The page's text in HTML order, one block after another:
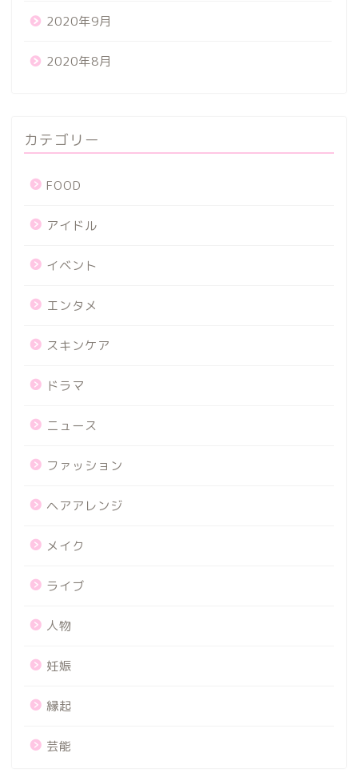
2020年9月
2020年8月
カテゴリー
FOOD
アイドル
イベント
エンタメ
スキンケア
ドラマ
ニュース
ファッション
ヘアアレンジ
メイク
ライブ
人物
妊娠
縁起
芸能